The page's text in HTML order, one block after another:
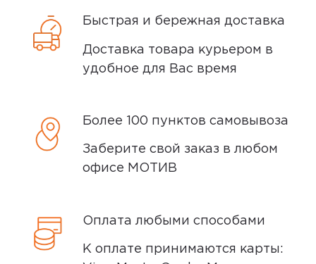
Быстрая и бережная доставка
Доставка товара курьером в
удобное для Вас время
Более 100 пунктов самовывоза
Заберите свой заказ в любом
офисе МОТИВ
Оплата любыми способами
К оплате принимаются карты: